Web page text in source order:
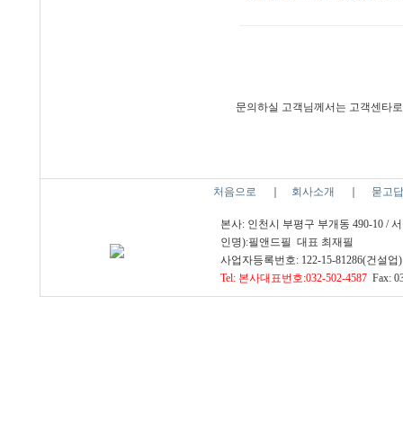
문의하실 고객님께서는 고객센타
처음으로 회사소개 묻고
본사: 인천시 부평구 부개동 490-10 /
인명):필앤드필 대표 최재필
사업자등록번호: 122-15-81286(건설
Tel: 본사대표번호:032-502-4587 Fax: